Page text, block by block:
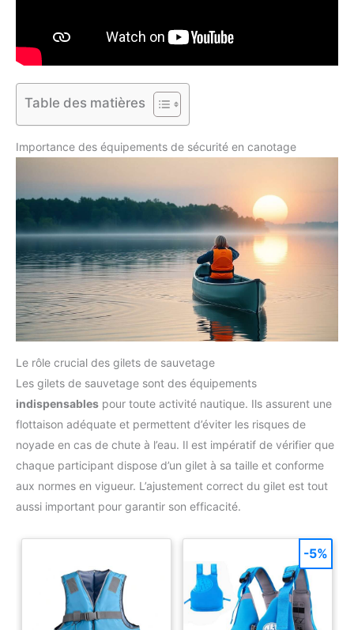
Table des matières
Importance des équipements de sécurité en canotage
Le rôle crucial des gilets de sauvetage
Les gilets de sauvetage sont des équipements
indispensables pour toute activité nautique. Ils assurent une
flottaison adéquate et permettent d’éviter les risques de
noyade en cas de chute à l’eau. Il est impératif de vérifier que
chaque participant dispose d’un gilet à sa taille et conforme
aux normes en vigueur. L’ajustement correct du gilet est tout
aussi important pour garantir son efficacité.
-5%